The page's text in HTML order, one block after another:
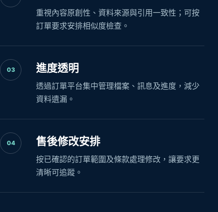
重視內容原創性、資料來源與引用一致性；可按
訂單要求安排相似度檢查。
03 進度透明
透過訂單平台集中管理檔案、訊息及進度，減少
資料遺漏。
04 售後修改安排
按已確認的訂單範圍及條款處理修改，讓要求更
清晰可追蹤。